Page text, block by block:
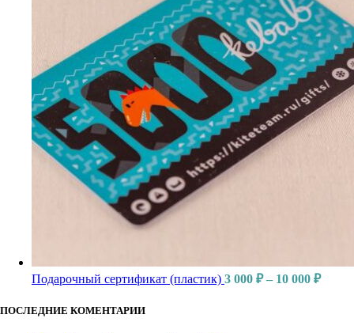
Подарочный сертификат (пластик) 3 000 ₽ – 10 000 ₽
ПОСЛЕДНИЕ КОМЕНТАРИИ